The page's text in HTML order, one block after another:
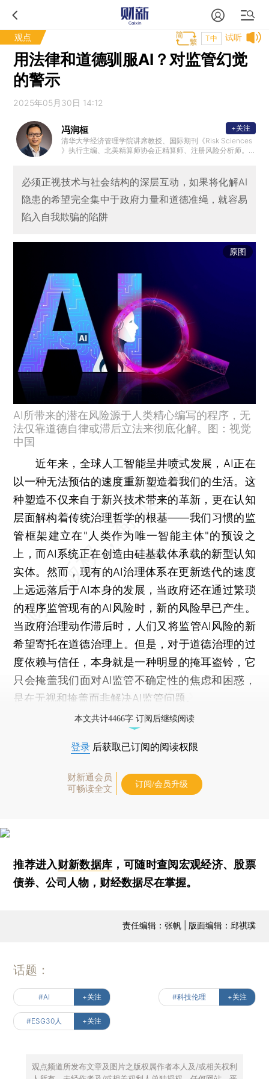
观点 试听
T中
用法律和道德驯服AI？对监管幻觉
的警示
2025年05月30日 14:12
冯润桓
清华大学经济管理学院讲席教授、国际期刊《Risk Sciences
》执行主编、北美精算师协会正精算师、注册风险分析师。
院金融领域主管。主要研究方向为风险治理、养老金融、保
险与社会保障、金融科技。
+关注
必须正视技术与社会结构的深层互动，如果将化解AI
隐患的希望完全集中于政府力量和道德准绳，就容易
陷入自我欺骗的陷阱
原图
AI所带来的潜在风险源于人类精心编写的程序，无
法仅靠道德自律或滞后立法来彻底化解。图：视觉
中国
近年来，全球人工智能呈井喷式发展，AI正在
以一种无法预估的速度重新塑造着我们的生活。这
种塑造不仅来自于新兴技术带来的革新，更在认知
层面解构着传统治理哲学的根基——我们习惯的监
管框架建立在"人类作为唯一智能主体"的预设之
上，而AI系统正在创造由硅基载体承载的新型认知
实体。然而，现有的AI治理体系在更新迭代的速度
上远远落后于AI本身的发展，当政府还在通过繁琐
的程序监管现有的AI风险时，新的风险早已产生。
当政府治理动作滞后时，人们又将监管AI风险的新
希望寄托在道德治理上。但是，对于道德治理的过
度依赖与信任，本身就是一种明显的掩耳盗铃，它
只会掩盖我们面对AI监管不确定性的焦虑和困惑，
是在无视和掩盖而非解决AI监管问题。
本文共计4466字 订阅后继续阅读
登录 后获取已订阅的阅读权限
财新通会员
可畅读全文
订阅/会员升级
推荐进入财新数据库 ，可随时查阅宏观经济、股票
债券、公司人物，财经数据尽在掌握。
责任编辑：张帆 | 版面编辑：邱祺璞
话题：
#AI +关注 #科技伦理 +关注
#ESG30人 +关注
观点频道所发布文章及图片之版权属作者本人及/或相关权利